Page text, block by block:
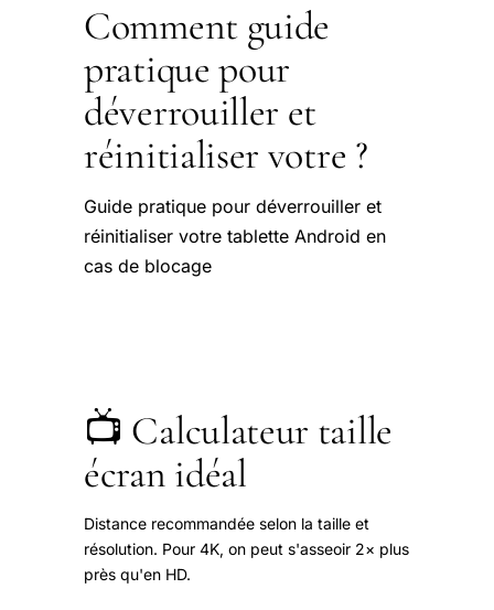
Comment guide
pratique pour
déverrouiller et
réinitialiser votre ?
Guide pratique pour déverrouiller et
réinitialiser votre tablette Android en
cas de blocage
📺 Calculateur taille
écran idéal
Distance recommandée selon la taille et
résolution. Pour 4K, on peut s'asseoir 2× plus
près qu'en HD.